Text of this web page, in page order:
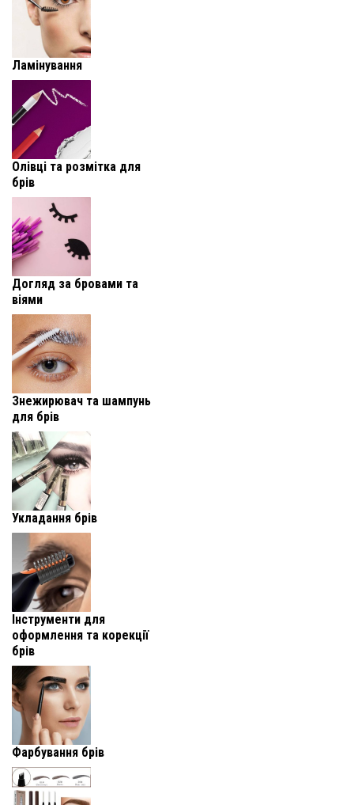
Ламінування
Олівці та розмітка для
брів
Догляд за бровами та
віями
Знежирювач та шампунь
для брів
Укладання брів
Інструменти для
оформлення та корекції
брів
Фарбування брів